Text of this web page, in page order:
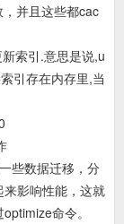
并且这些都cac
索引.意思是说,u
引存在内存里,当
些数据迁移，分
影响性能，这就
命令。